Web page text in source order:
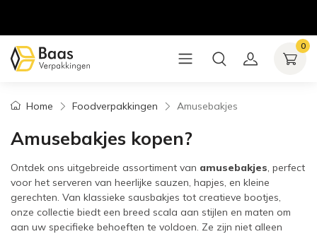
0
Home Foodverpakkingen Amusebakjes
Amusebakjes kopen?
Ontdek ons uitgebreide assortiment van amusebakjes, perfect
voor het serveren van heerlijke sauzen, hapjes, en kleine
gerechten. Van klassieke sausbakjes tot creatieve bootjes,
onze collectie biedt een breed scala aan stijlen en maten om
aan uw specifieke behoeften te voldoen. Ze zijn niet alleen